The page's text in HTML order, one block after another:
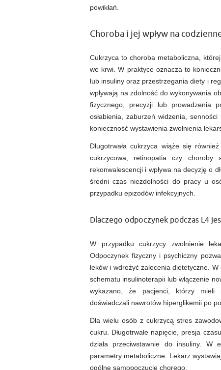
powikłań.
Choroba i jej wpływ na
Cukrzyca to choroba metaboliczna,
we krwi. W praktyce oznacza to
lub insuliny oraz przestrzegania diety i
wpływają na zdolność do wykonywania
fizycznego, precyzji lub prowadzenia
osłabienia, zaburzeń widzenia,
konieczność wystawienia zwolnienia
Długotrwała cukrzyca wiąże się
cukrzycowa, retinopatia czy choroby
rekonwalescencji i wpływa na decyzję o
średni czas niezdolności do pracy u
przypadku epizodów infekcyjnych.
Dlaczego odpoczynek podczas L4
W przypadku cukrzycy zwolnienie
Odpoczynek fizyczny i psychiczny
leków i wdrożyć zalecenia dietetyczne.
schematu insulinoterapii lub włączenie
wykazano, że pacjenci, którzy mieli
doświadczali nawrotów hiperglikemii po
Dla wielu osób z cukrzycą stres
cukru. Długotrwałe napięcie, presja
działa przeciwstawnie do insuliny. W
parametry metaboliczne. Lekarz
ogólne samopoczucie chorego.